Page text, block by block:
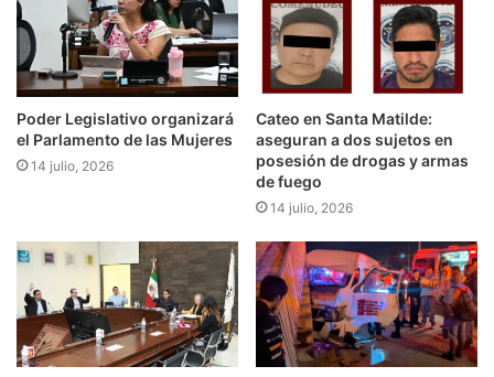
Poder Legislativo organizará
el Parlamento de las Mujeres
14 julio, 2026
Cateo en Santa Matilde:
aseguran a dos sujetos en
posesión de drogas y armas
de fuego
14 julio, 2026